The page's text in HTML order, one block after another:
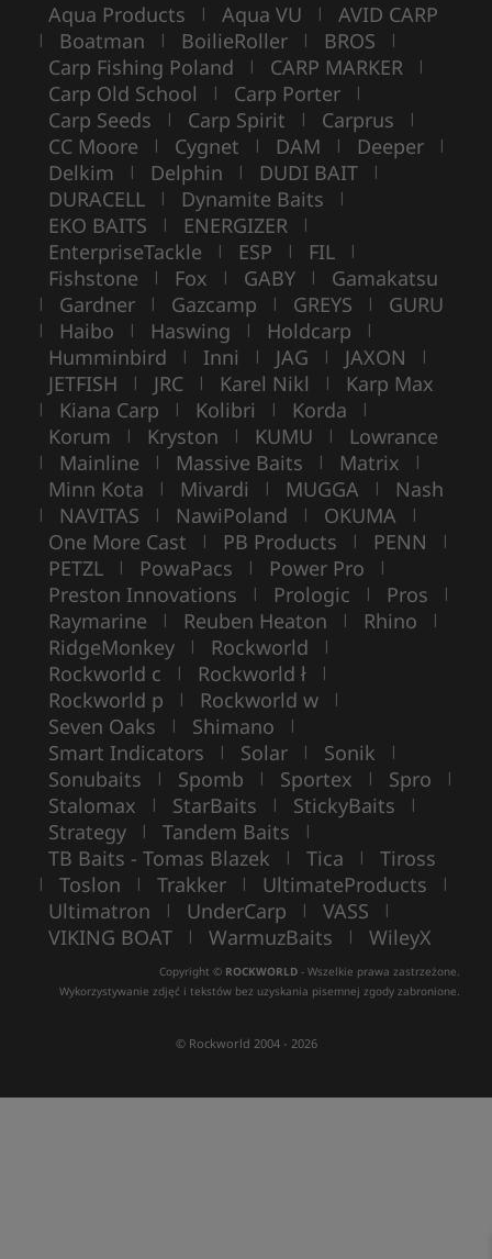
Aqua Products | Aqua VU | AVID CARP
| Boatman | BoilieRoller | BROS |
Carp Fishing Poland | CARP MARKER |
Carp Old School | Carp Porter |
Carp Seeds | Carp Spirit | Carprus |
CC Moore | Cygnet | DAM | Deeper |
Delkim | Delphin | DUDI BAIT |
DURACELL | Dynamite Baits |
EKO BAITS | ENERGIZER |
EnterpriseTackle | ESP | FIL |
Fishstone | Fox | GABY | Gamakatsu
| Gardner | Gazcamp | GREYS | GURU
| Haibo | Haswing | Holdcarp |
Humminbird | Inni | JAG | JAXON |
JETFISH | JRC | Karel Nikl | Karp Max
| Kiana Carp | Kolibri | Korda |
Korum | Kryston | KUMU | Lowrance
| Mainline | Massive Baits | Matrix |
Minn Kota | Mivardi | MUGGA | Nash
| NAVITAS | NawiPoland | OKUMA |
One More Cast | PB Products | PENN |
PETZL | PowaPacs | Power Pro |
Preston Innovations | Prologic | Pros |
Raymarine | Reuben Heaton | Rhino |
RidgeMonkey | Rockworld |
Rockworld c | Rockworld ł |
Rockworld p | Rockworld w |
Seven Oaks | Shimano |
Smart Indicators | Solar | Sonik |
Sonubaits | Spomb | Sportex | Spro |
Stalomax | StarBaits | StickyBaits |
Strategy | Tandem Baits |
TB Baits - Tomas Blazek | Tica | Tiross
| Toslon | Trakker | UltimateProducts |
Ultimatron | UnderCarp | VASS |
VIKING BOAT | WarmuzBaits | WileyX
Copyright © ROCKWORLD - Wszelkie prawa zastrzeżone.
Wykorzystywanie zdjęć i tekstów bez uzyskania pisemnej zgody zabronione.
© Rockworld 2004 - 2026